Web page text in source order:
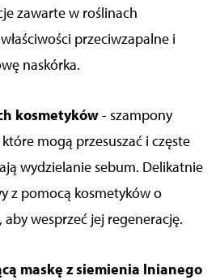
zawarte w roślinach
przeciwzapalne i
naskórka.
kosmetyków- szampony
mogą przesuszać i częste
wydzielanie sebum. Delikatnie
z pomocą kosmetyków o
aby wesprzeć jej regenerację.
maskę z siemienia lnianego